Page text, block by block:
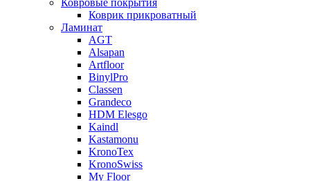
Коврик прикроватный
Ламинат
AGT
Alsapan
Artfloor
BinylPro
Classen
Grandeco
HDM Elesgo
Kaindl
Kastamonu
KronoTex
KronoSwiss
My Floor